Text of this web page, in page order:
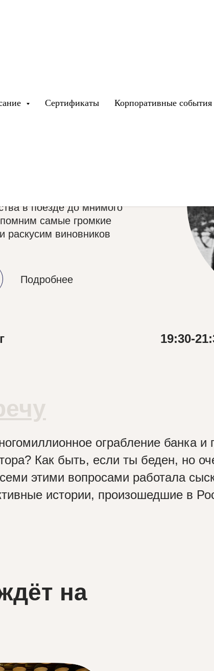
Сертификаты Корпоративные события
в поезде до мнимого
самые громкие
раскусим виновников
19:30-
Подробнее
ограбление банка
Как быть, если ты беден, но
этими вопросами работала
истории, произошедшие в
на